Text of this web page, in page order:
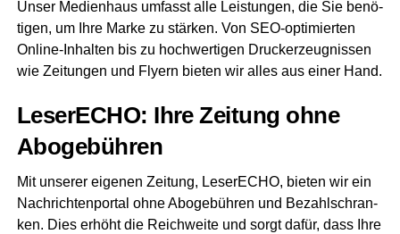
Unser Medi­en­haus umfasst alle Leis­tun­gen, die Sie benö­
ti­gen, um Ihre Mar­ke zu stär­ken. Von SEO-opti­mier­ten
Online-Inhal­ten bis zu hoch­wer­ti­gen Druckerzeug­nis­sen
wie Zei­tun­gen und Fly­ern bie­ten wir alles aus einer Hand.
Lese­r­ECHO: Ihre Zei­tung ohne
Abogebühren
Mit unse­rer eige­nen Zei­tung, Lese­r­ECHO, bie­ten wir ein
Nach­rich­ten­por­tal ohne Abo­ge­büh­ren und Bezahl­schran­
ken. Dies erhöht die Reich­wei­te und sorgt dafür, dass Ihre